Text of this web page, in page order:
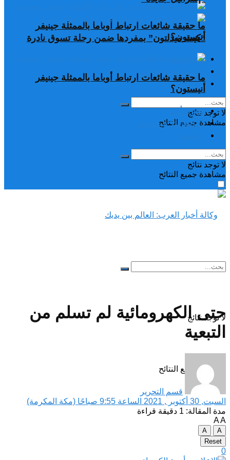
ما حقيقة شائعات ارتباط أوباما بالممثلة جينيفر
أنيستون؟
تغريدات
دراسات وبحوث
رياضة
لا توجد نتائج
مشاهدة جميع النتائح
“كيت ميدلتون” بمفردها ضمن رحلة تسوق نادرة
ما حقيقة شائعات ارتباط أوباما بالممثلة جينيفر
أنيستون؟
تغريدات
دراسات وبحوث
لا توجد نتائج
مشاهدة جميع النتائح
لا توجد نتائج
مشاهدة جميع النتائح
حتى الكهرومائية لم تسلم من
التبعية
قسم التحرير
السبت, 30 أكتوبر , 2021 الساعة 9:55 صباحًا (مكة المكرمة)
مدة المقالة: 1 دقيقة قراءة
AA
A
A
Reset
0